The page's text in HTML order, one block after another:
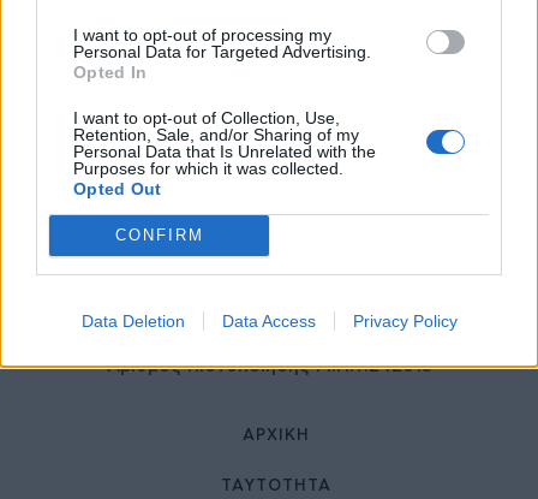
I want to opt-out of processing my
Personal Data for Targeted Advertising.
Opted In
I want to opt-out of Collection, Use,
Retention, Sale, and/or Sharing of my
Personal Data that Is Unrelated with the
Purposes for which it was collected.
Opted Out
CONFIRM
Data Deletion Data Access Privacy Policy
© HealthStories - All rights reserved.
Αριθμός Πιστοποίησης Μ.Η.Τ.242013
ΑΡΧΙΚΉ
ΤΑΥΤΌΤΗΤΑ